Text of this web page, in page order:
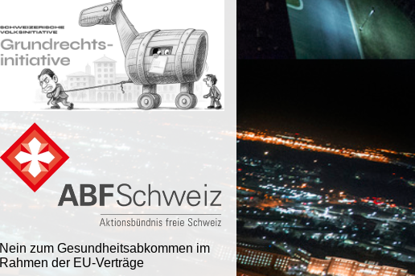
Nein zum Gesundheitsabkommen im
Rahmen der EU-Verträge